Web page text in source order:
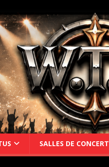
SALLES DE CONCERT